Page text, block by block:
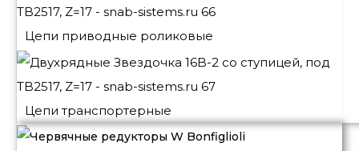
Цепи приводные роликовые
Цепи транспортерные